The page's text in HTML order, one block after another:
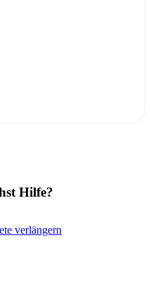
Hilfe?
verlängern